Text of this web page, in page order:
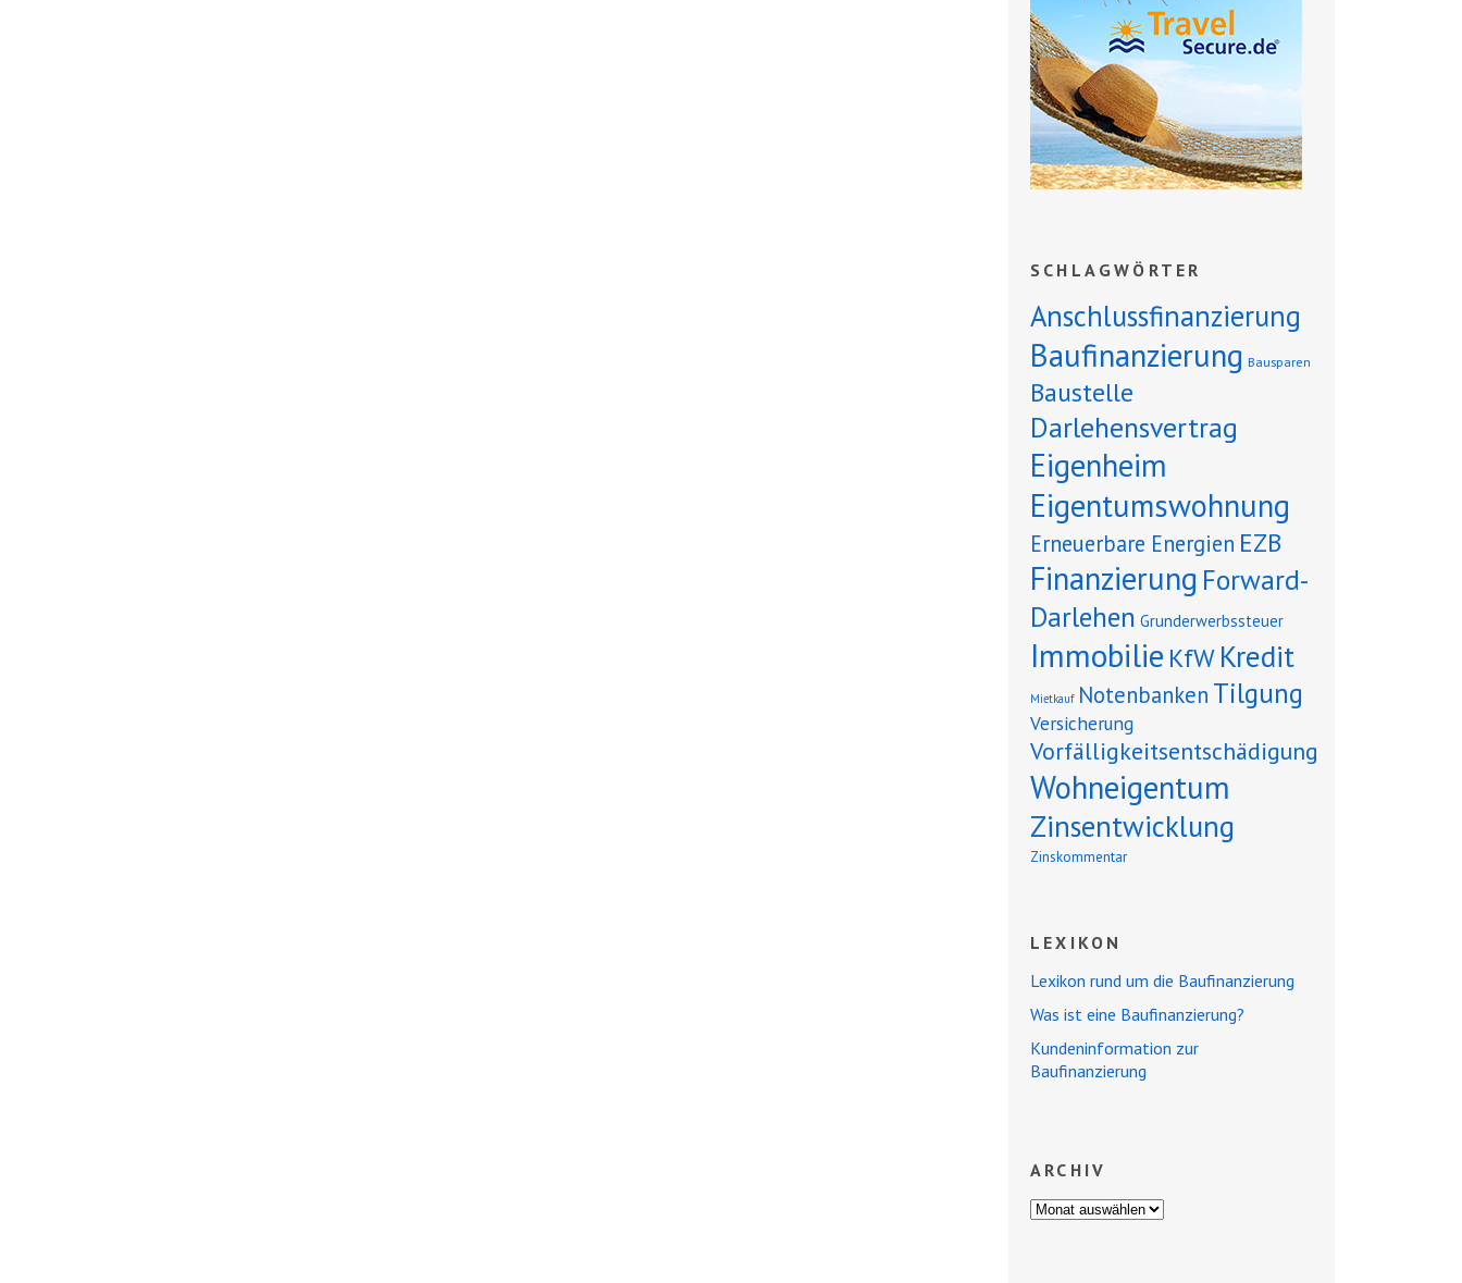
SCHLAGWÖRTER
Anschlussfinanzierung
Baufinanzierung Bausparen
Baustelle
Darlehensvertrag
Eigenheim
Eigentumswohnung
Erneuerbare Energien EZB
Finanzierung Forward-
Darlehen Grunderwerbssteuer
Immobilie KfWKredit
Mietkauf Notenbanken Tilgung
Versicherung
Vorfälligkeitsentschädigung
Wohneigentum
Zinsentwicklung
Zinskommentar
LEXIKON
Lexikon rund um die Baufinanzierung
Was ist eine Baufinanzierung?
Kundeninformation zur
Baufinanzierung
ARCHIV